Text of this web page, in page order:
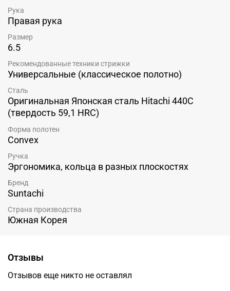
Рука
Правая рука
Размер
6.5
Рекомендованные техники стрижки
Универсальные (классическое полотно)
Сталь
Оригинальная Японская сталь Hitachi 440C
(твердость 59,1 HRC)
Форма полотен
Convex
Ручка
Эргономика, кольца в разных плоскостях
Бренд
Suntachi
Страна производства
Южная Корея
Отзывы
Отзывов еще никто не оставлял